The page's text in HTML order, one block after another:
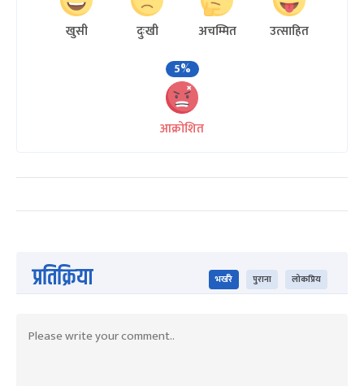
खुसी दुःखी अचम्मित
उत्साहित
5%
आक्रोशित
प्रतिक्रिया भर्खरै पुराना लोकप्रिय